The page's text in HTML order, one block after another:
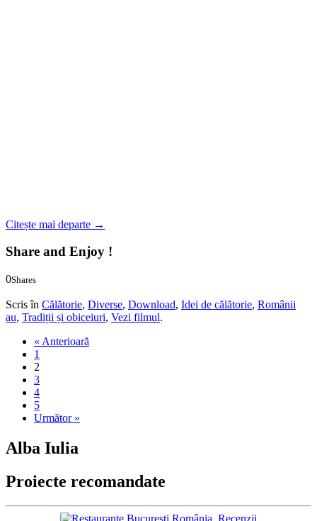
Citește mai departe →
Share and Enjoy !
0Shares
Scris în Călătorie, Diverse, Download, Idei de călătorie, Românii
au, Tradiții și obiceiuri, Vezi filmul.
« Anterioară
1
2
3
4
5
Următor »
Alba Iulia
Proiecte recomandate